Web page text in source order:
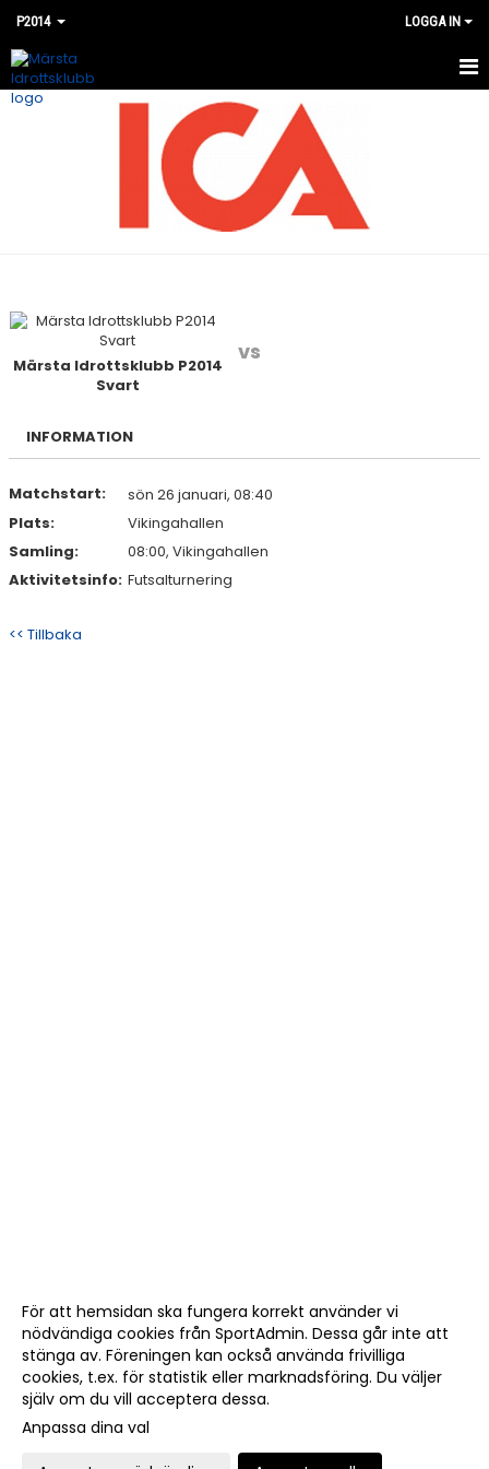
P2014 LOGGA IN
HEM
Märsta Idrottsklubb P2014
Svart
vs
INFORMATION
Matchstart:
sön 26 januari, 08:40
Plats:
Vikingahallen
Samling:
08:00, Vikingahallen
Aktivitetsinfo: Futsalturnering
<< Tillbaka
För att hemsidan ska fungera korrekt använder vi
nödvändiga cookies från SportAdmin. Dessa går inte att
stänga av. Föreningen kan också använda frivilliga
cookies, t.ex. för statistik eller marknadsföring. Du väljer
själv om du vill acceptera dessa.
Anpassa dina val